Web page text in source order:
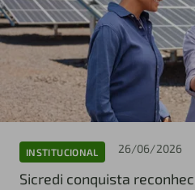
INSTITUCIONAL 26/06/2026
Sicredi conquista